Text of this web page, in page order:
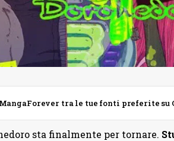
tra le tue fonti preferite su
sta finalmente per tornare.